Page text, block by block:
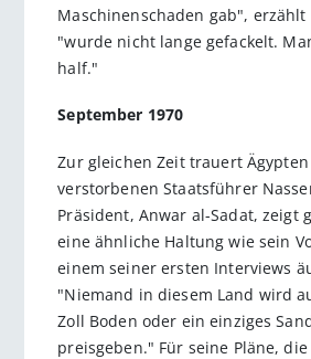
Maschinenschaden gab",
"wurde nicht lange gefackelt.
half."
September 1970
Zur gleichen Zeit trauert
verstorbenen Staatsführer
Präsident, Anwar al-Sadat, zeigt
eine ähnliche Haltung wie sein
einem seiner ersten Interviews
"Niemand in diesem Land wird
Zoll Boden oder ein einziges
preisgeben." Für seine Pläne,